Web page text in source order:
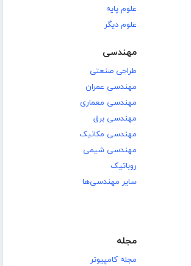
علوم پایه
علوم دیگر
مهندسی
طراحی صنعتی
مهندسی عمران
مهندسی معماری
مهندسی برق
مهندسی مکانیک
مهندسی شیمی
روباتیک
سایر مهندسی‌ها
مجله
مجله کامپیوتر